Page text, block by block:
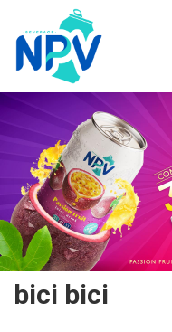
đến
bici bici